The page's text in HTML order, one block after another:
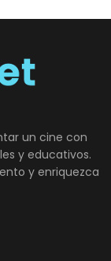
un cine con
y educativos.
y enriquezca